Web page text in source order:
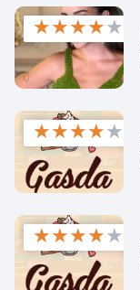
★★★★★
★★★★★
★★★★★